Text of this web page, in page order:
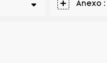
Anexo :